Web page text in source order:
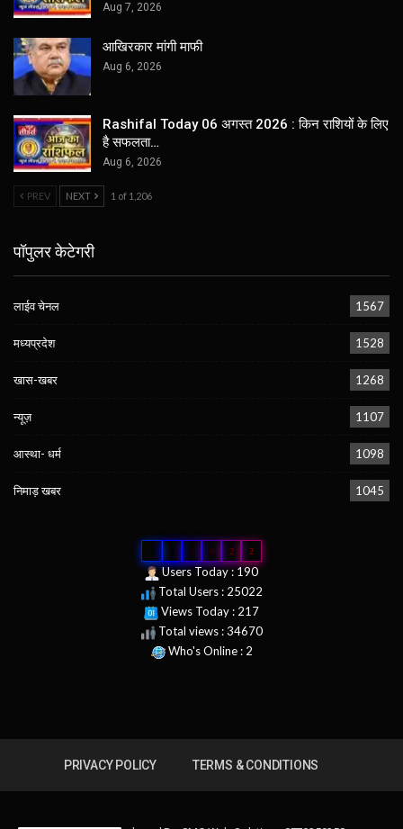
Aug 7, 2026
आखिरकार मांगी माफी
Aug 6, 2026
Rashifal Today 06 अगस्त 2026 : किन राशियों के लिए
है सफलता…
Aug 6, 2026
PREV NEXT 1 of 1,206
पॉपुलर केटेगरी
लाईव चेनल 1567
मध्यप्रदेश 1528
खास-खबर 1268
न्यूज़ 1107
आस्था- धर्म 1098
निमाड़ खबर 1045
5 0 2 2
Users Today : 190
Total Users : 25022
Views Today : 217
Total views : 34670
Who's Online : 2
PRIVACY POLICY TERMS & CONDITIONS